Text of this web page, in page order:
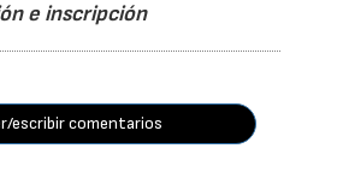
e inscripción
escribir comentarios